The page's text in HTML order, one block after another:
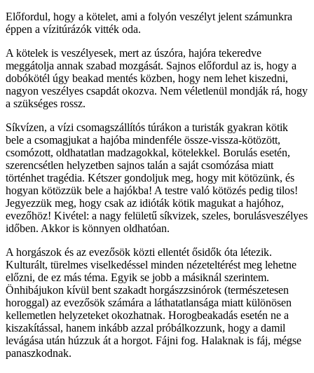
Előfordul, hogy a kötelet, ami a folyón veszélyt jelent számunkra
éppen a vízitúrázók vitték oda.
A kötelek is veszélyesek, mert az úszóra, hajóra tekeredve
meggátolja annak szabad mozgását. Sajnos előfordul az is, hogy a
dobókötél úgy beakad mentés közben, hogy nem lehet kiszedni,
nagyon veszélyes csapdát okozva. Nem véletlenül mondják rá, hogy
a szükséges rossz.
Síkvízen, a vízi csomagszállítós túrákon a turisták gyakran kötik
bele a csomagjukat a hajóba mindenféle össze-vissza-kötözött,
csomózott, oldhatatlan madzagokkal, kötelekkel. Borulás esetén,
szerencsétlen helyzetben sajnos talán a saját csomózása miatt
történhet tragédia. Kétszer gondoljuk meg, hogy mit kötözünk, és
hogyan kötözzük bele a hajókba! A testre való kötözés pedig tilos!
Jegyezzük meg, hogy csak az idióták kötik magukat a hajóhoz,
evezőhöz! Kivétel: a nagy felületű síkvizek, szeles, borulásveszélyes
időben. Akkor is könnyen oldhatóan.
A horgászok és az evezősök közti ellentét ősidők óta létezik.
Kulturált, türelmes viselkedéssel minden nézeteltérést meg lehetne
előzni, de ez más téma. Egyik se jobb a másiknál szerintem.
Önhibájukon kívül bent szakadt horgászzsinórok (természetesen
horoggal) az evezősök számára a láthatatlansága miatt különösen
kellemetlen helyzeteket okozhatnak. Horogbeakadás esetén ne a
kiszakítással, hanem inkább azzal próbálkozzunk, hogy a damil
levágása után húzzuk át a horgot. Fájni fog. Halaknak is fáj, mégse
panaszkodnak.